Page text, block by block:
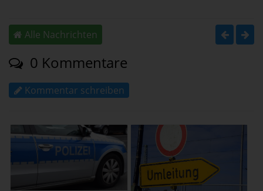
Alle Nachrichten
0 Kommentare
Kommentar schreiben